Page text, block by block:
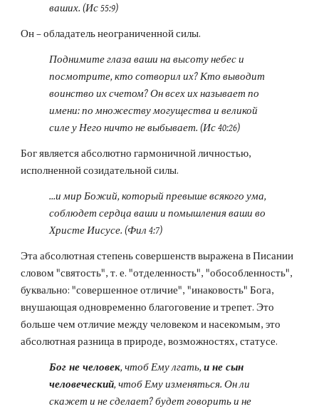
ваших. (Ис 55:9)
Он – обладатель неограниченной силы.
Поднимите глаза ваши на высоту небес и
посмотрите, кто сотворил их? Кто выводит
воинство их счетом? Он всех их называет по
имени: по множеству могущества и великой
силе у Него ничто не выбывает. (Ис 40:26)
Бог является абсолютно гармоничной личностью,
исполненной созидательной силы.
...и мир Божий, который превыше всякого ума,
соблюдет сердца ваши и помышления ваши во
Христе Иисусе. (Фил 4:7)
Эта абсолютная степень совершенств выражена в Писании
словом "святость", т. е. "отделенность", "обособленность",
буквально: "совершенное отличие", "инаковость" Бога,
внушающая одновременно благоговение и трепет. Это
больше чем отличие между человеком и насекомым, это
абсолютная разница в природе, возможностях, статусе.
Бог не человек, чтоб Ему лгать, и не сын
человеческий, чтоб Ему изменяться. Он ли
скажет и не сделает? будет говорить и не